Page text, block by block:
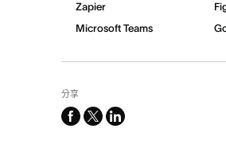
Zapier
Microsoft Teams
分享
facebook
x-
linkedin